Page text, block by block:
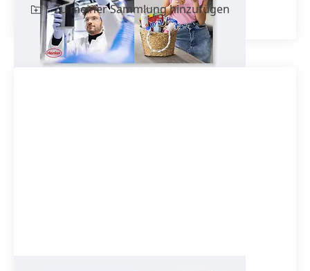
Zu meiner Sammlung hinzufügen